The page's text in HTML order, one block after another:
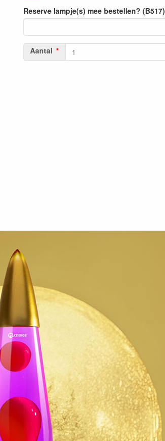
Reserve lampje(s) mee bestellen? (B517)
Aantal